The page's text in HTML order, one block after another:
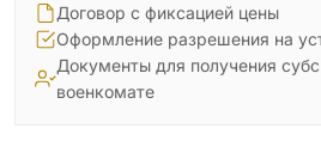
Договор с фиксацией цены
Оформление разрешения на
Документы для получения
военкомате